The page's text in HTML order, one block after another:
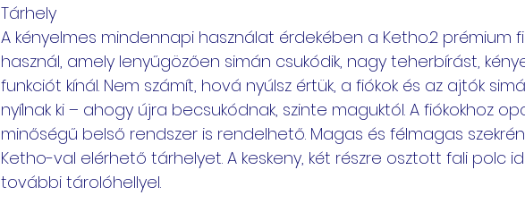
Tárhely
A kényelmes mindennapi használat érdekében a Ketho.2 prémium
használ, amely lenyűgözően simán csukódik, nagy teherbírást,
funkciót kínál. Nem számít, hová nyúlsz értük, a fiókok és az ajtók
nyílnak ki – ahogy újra becsukódnak, szinte maguktól. A fiókokhoz
minőségű belső rendszer is rendelhető. Magas és félmagas
Ketho-val elérhető tárhelyet. A keskeny, két részre osztott fali polc
további tárolóhellyel.